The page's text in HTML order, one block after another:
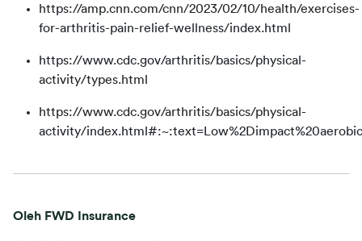
https://amp.cnn.com/cnn/2023/02/10/health/exercises-
for-arthritis-pain-relief-wellness/index.html
https://www.cdc.gov/arthritis/basics/physical-
activity/types.html
https://www.cdc.gov/arthritis/basics/physical-
activity/
Oleh FWD Insurance